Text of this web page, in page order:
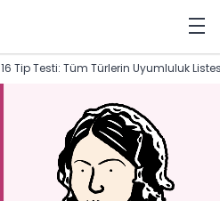
16 Tip Testi: Tüm Türlerin Uyumluluk